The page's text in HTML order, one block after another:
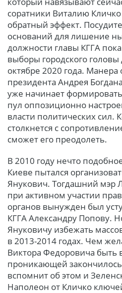
соратники Виталию
обратный эффект.
оснований для лишение
должности главы КГГА
выборы городского головы
октябре 2020 года.
президента Андрея
уже начинает
пул оппозиционно
власти политических сил.
столкнется с
сможет его преодолеть.
В 2010 году нечто
Киеве пытался
Янукович. Тогдашний мэр
при активном участии
органов вынужден был
КГГА Александру Попову.
Януковичу избежать
в 2013-2014 годах. Чем
Виктора Федоровича быть
проникающей
вспомнит об этом и
Наполеон от Кличко